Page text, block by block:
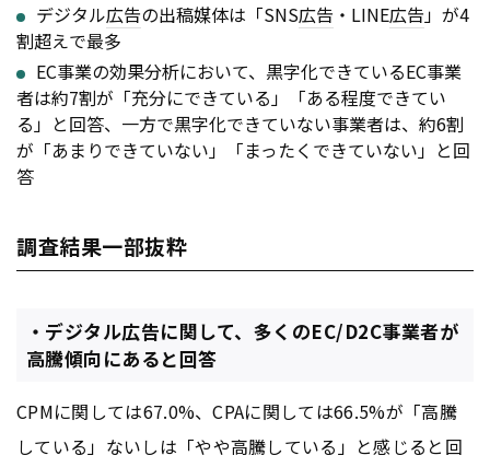
デジタル広告の出稿媒体は「SNS広告 ・LINE広告」が4
割超えで最多
EC事業の効果分析において、黒字化できているEC事業
者は約7割が「充分にできている」「ある程度できてい
る」と回答、一方で黒字化できていない事業者は、約6割
が「あまりできていない」「まったくできていない」と回
答
調査結果一部抜粋
・デジタル広告に関して、多くのEC/D2C事業者が
高騰傾向にあると回答
CPMに関しては67.0%、CPAに関しては66.5%が「高騰
している」ないしは「やや高騰している」と感じると回